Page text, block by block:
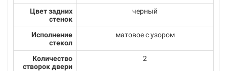
Цвет задних
стенок
черный
Исполнение
стекол
матовое с узором
Количество
створок двери
2